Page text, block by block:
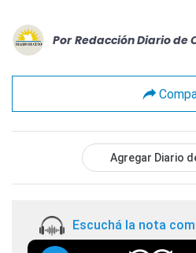
Por Redacción Diario de
Agregar Diario
Escuchá la nota